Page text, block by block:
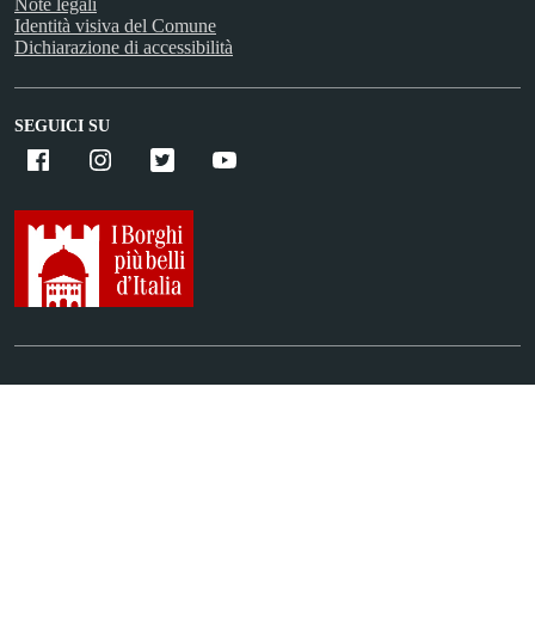
Note legali
Identità visiva del Comune
Dichiarazione di accessibilità
SEGUICI SU
Facebook Instagram